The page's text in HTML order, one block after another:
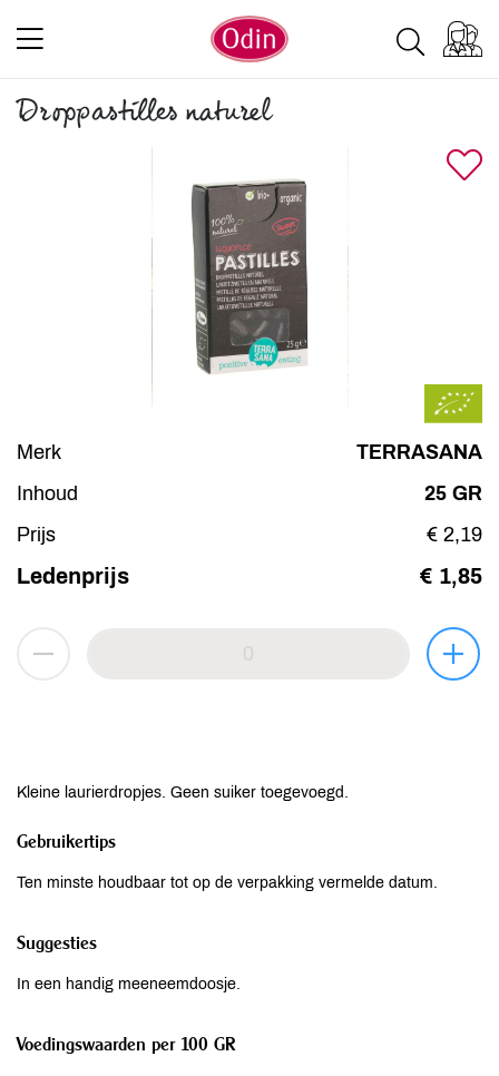
Droppastilles naturel
Merk
TERRASANA
Inhoud
25 GR
Prijs
€ 2,19
Ledenprijs € 1,85
Kleine laurierdropjes. Geen suiker toegevoegd.
Gebruikertips
Ten minste houdbaar tot op de verpakking vermelde datum.
Suggesties
In een handig meeneemdoosje.
Voedingswaarden per 100 GR